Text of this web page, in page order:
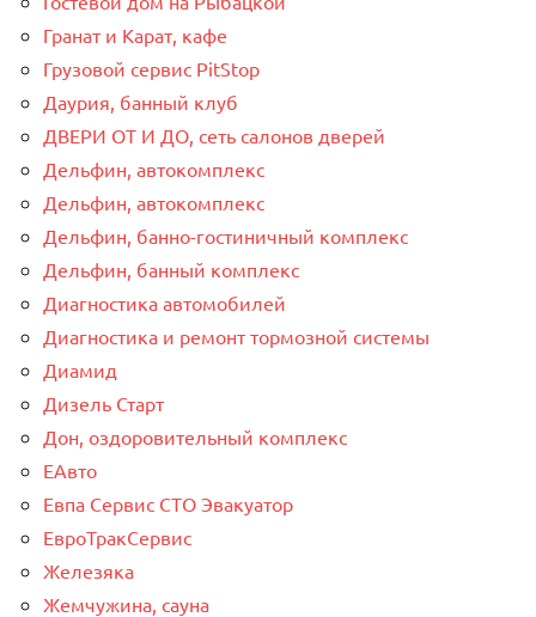
Гранат и Карат, кафе
Грузовой сервис PitStop
Даурия, банный клуб
ДВЕРИ ОТ И ДО, сеть салонов дверей
Дельфин, автокомплекс
Дельфин, автокомплекс
Дельфин, банно-гостиничный комплекс
Дельфин, банный комплекс
Диагностика автомобилей
Диагностика и ремонт тормозной системы
Диамид
Дизель Старт
Дон, оздоровительный комплекс
ЕАвто
Евпа Сервис СТО Эвакуатор
ЕвроТракСервис
Железяка
Жемчужина, сауна